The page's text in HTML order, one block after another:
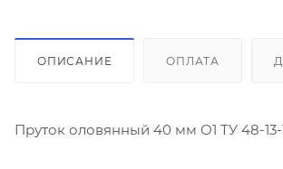
ОПИСАНИЕ ОПЛАТА
Пруток оловянный 40 мм О1 ТУ 48-13-